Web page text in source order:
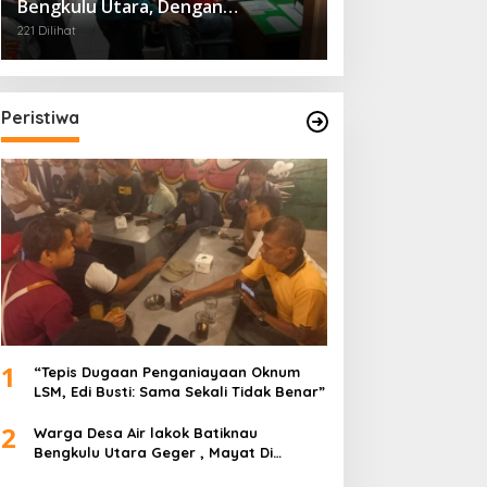
Bengkulu Utara, Dengan
Pengaman Dari Polres
221 Dilihat
Peristiwa
1
“Tepis Dugaan Penganiayaan Oknum
LSM, Edi Busti: Sama Sekali Tidak Benar”
2
Warga Desa Air lakok Batiknau
Bengkulu Utara Geger , Mayat Di